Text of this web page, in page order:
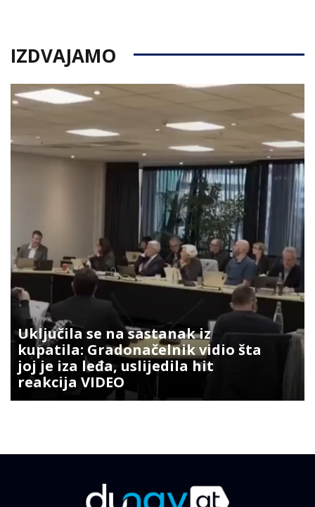
IZDVAJAMO
Uključila se na sastanak iz
kupatila: Gradonačelnik vidio šta
joj je iza leđa, uslijedila hit
reakcija VIDEO